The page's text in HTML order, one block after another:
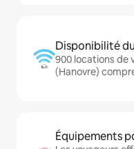
Disponibilité
900 locations de
(Hanovre)
Équipements